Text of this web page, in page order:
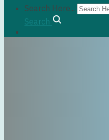
Search Here...
Search